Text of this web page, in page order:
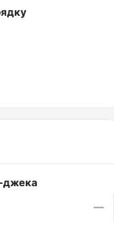
джека
—